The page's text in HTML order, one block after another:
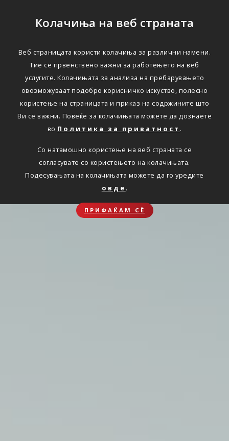
Колачиња на веб страната
Веб страницата користи колачиња за различни намени.
Тие се првенствено важни за работењето на веб
услугите. Колачињата за анализа на пребарувањето
овозможуваат подобро корисничко искуство, полесно
користење на страницата и приказ на содржините што
Ви се важни. Повеќе за колачињата можете да дознаете
во Политика за приватност .
Со натамошно користење на веб страната се
согласувате со користењето на колачињата.
Подесувањата на колачињата можете да го уредите
овде .
ПРИФАЌАМ СЀ